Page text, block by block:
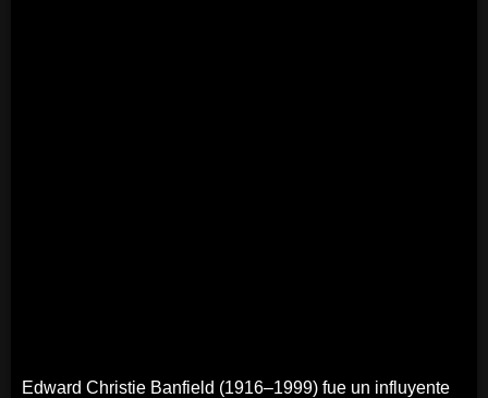
Edward Christie Banfield (1916–1999) fue un influyente